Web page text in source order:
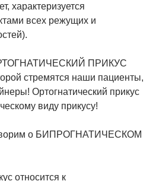
характеризуется
всех режущих и
ПРИКУС
стремятся наши пациенты,
Ортогнатический прикус
виду прикусу!
о БИПРОГНАТИЧЕСКОМ
относится к